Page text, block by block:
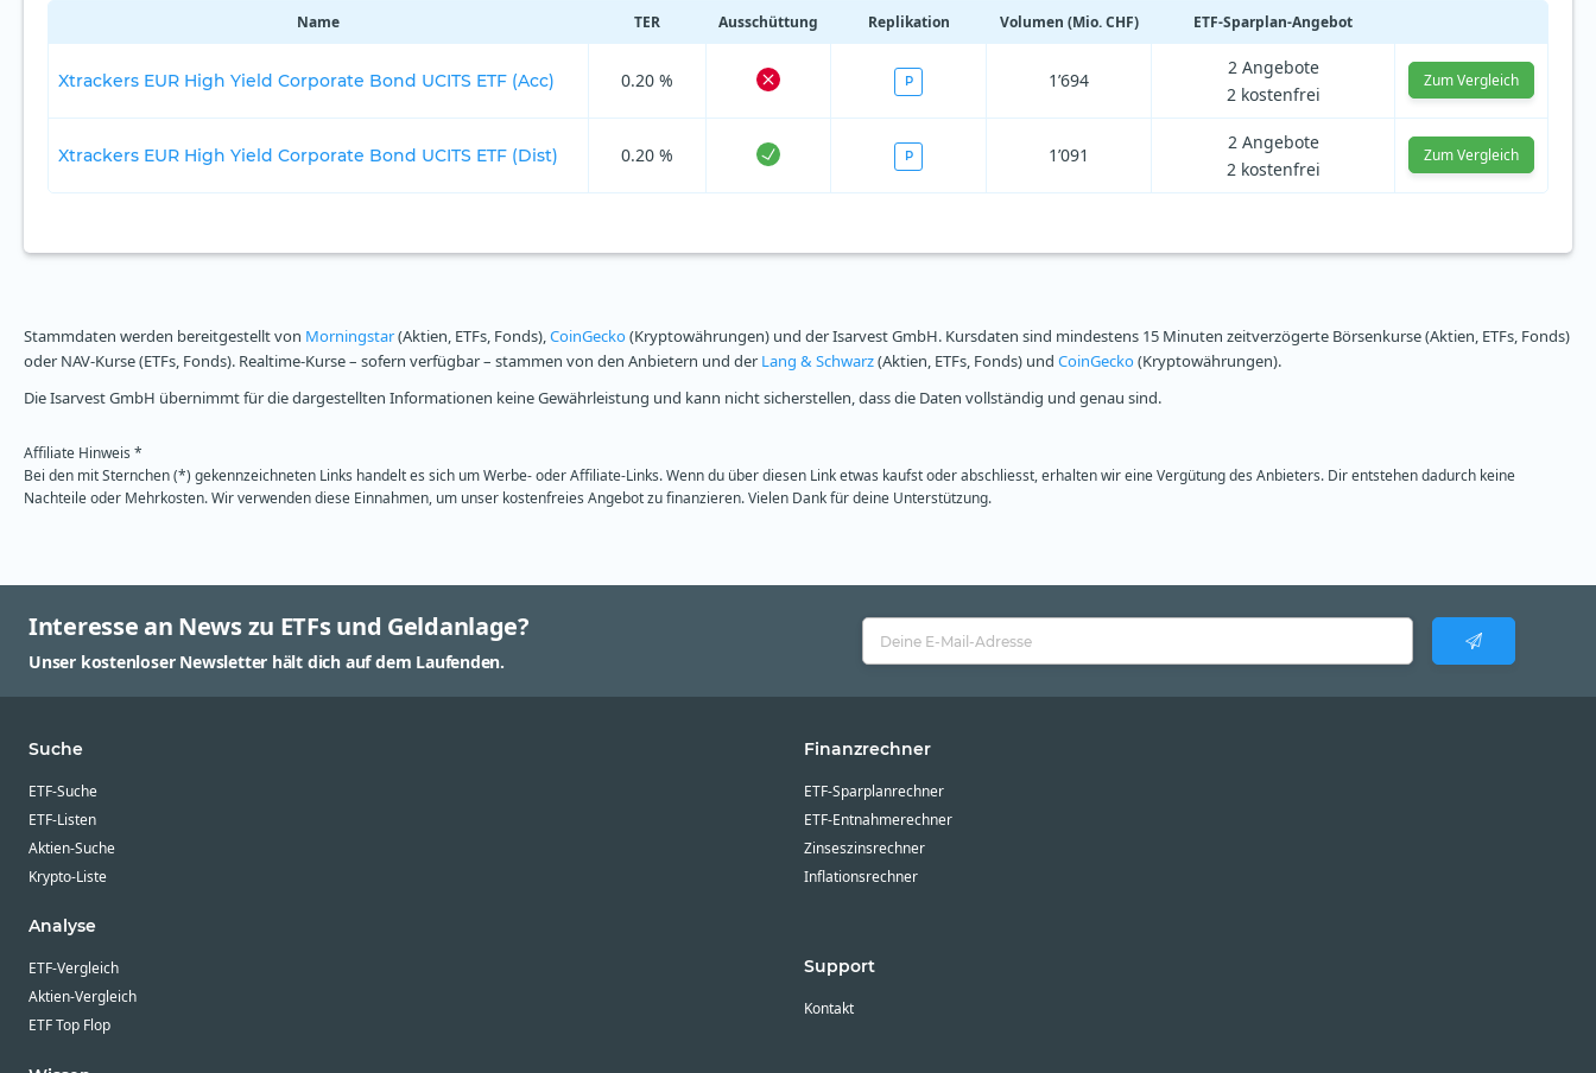
Name TER Ausschüttung Replikation Volumen (Mio. CHF) ETF-Sparplan-Angebot
Xtrackers EUR High Yield Corporate Bond UCITS ETF (Acc) 0.20 % P 1’694
2 Angebote
2 kostenfrei
Zum Vergleich
Xtrackers EUR High Yield Corporate Bond UCITS ETF (Dist) 0.20 % P 1’091
2 Angebote
2 kostenfrei
Zum Vergleich
Stammdaten werden bereitgestellt von Morningstar(Aktien, ETFs, Fonds),CoinGecko(Kryptowährungen) und der Isarvest GmbH. Kursdaten sind mindestens 15 Minuten zeitverzögerte Börsenkurse (Aktien, ETFs, Fonds)
oder NAV-Kurse (ETFs, Fonds). Realtime-Kurse – sofern verfügbar – stammen von den Anbietern und der Lang & Schwarz(Aktien, ETFs, Fonds) und CoinGecko(Kryptowährungen).
Die Isarvest GmbH übernimmt für die dargestellten Informationen keine Gewährleistung und kann nicht sicherstellen, dass die Daten vollständig und genau sind.
Affiliate Hinweis *
Bei den mit Sternchen (*) gekennzeichneten Links handelt es sich um Werbe- oder Affiliate-Links. Wenn du über diesen Link etwas kaufst oder abschliesst, erhalten wir eine Vergütung des Anbieters. Dir entstehen dadurch keine
Nachteile oder Mehrkosten. Wir verwenden diese Einnahmen, um unser kostenfreies Angebot zu finanzieren. Vielen Dank für deine Unterstützung.
Interesse an News zu ETFs und Geldanlage?
Unser kostenloser Newsletter hält dich auf dem Laufenden.
Suche
ETF-Suche
ETF-Listen
Aktien-Suche
Krypto-Liste
Analyse
ETF-Vergleich
Aktien-Vergleich
ETF Top Flop
Finanzrechner
ETF-Sparplanrechner
ETF-Entnahmerechner
Zinseszinsrechner
Inflationsrechner
Support
Kontakt